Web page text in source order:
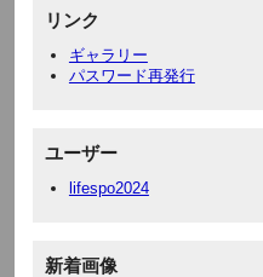
リンク
ギャラリー
パスワード再発行
ユーザー
lifespo2024
新着画像